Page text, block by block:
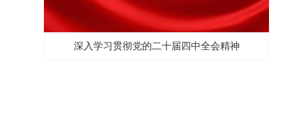
深入学习贯彻党的二十届四中全会精神